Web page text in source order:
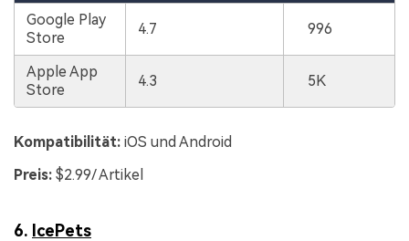
Google Play
Store
4.7 996
Apple App
Store
4.3 5K
Kompatibilität: iOS und Android
Preis: $2.99/ Artikel
6. IcePets